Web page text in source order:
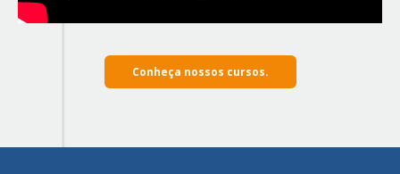
Conheça nossos cursos.